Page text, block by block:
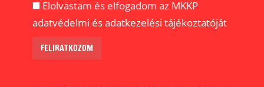
Elolvastam és elfogadom az MKKP
adatvédelmi és adatkezelési tájékoztatóját